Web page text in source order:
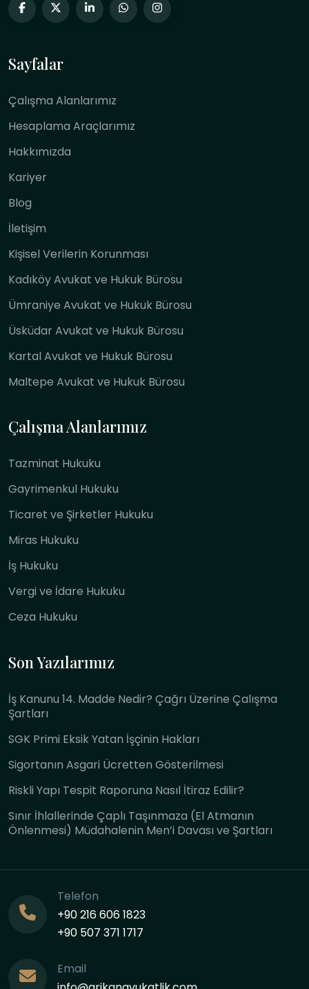
Sayfalar
Çalışma Alanlarımız
Hesaplama Araçlarımız
Hakkımızda
Kariyer
Blog
İletişim
Kişisel Verilerin Korunması
Kadıköy Avukat ve Hukuk Bürosu
Ümraniye Avukat ve Hukuk Bürosu
Üsküdar Avukat ve Hukuk Bürosu
Kartal Avukat ve Hukuk Bürosu
Maltepe Avukat ve Hukuk Bürosu
Çalışma Alanlarımız
Tazminat Hukuku
Gayrimenkul Hukuku
Ticaret ve Şirketler Hukuku
Miras Hukuku
İş Hukuku
Vergi ve İdare Hukuku
Ceza Hukuku
Son Yazılarımız
İş Kanunu 14. Madde Nedir? Çağrı Üzerine Çalışma
Şartları
SGK Primi Eksik Yatan İşçinin Hakları
Sigortanın Asgari Ücretten Gösterilmesi
Riskli Yapı Tespit Raporuna Nasıl İtiraz Edilir?
Sınır İhlallerinde Çaplı Taşınmaza (El Atmanın
Önlenmesi) Müdahalenin Men’i Davası ve Şartları
Telefon
+90 216 606 1823
+90 507 371 1717
Email